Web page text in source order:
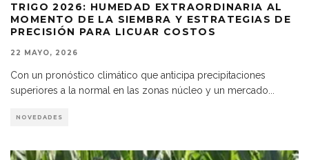
TRIGO 2026: HUMEDAD EXTRAORDINARIA AL
MOMENTO DE LA SIEMBRA Y ESTRATEGIAS DE
PRECISIÓN PARA LICUAR COSTOS
22 MAYO, 2026
Con un pronóstico climático que anticipa precipitaciones
superiores a la normal en las zonas núcleo y un mercado
NOVEDADES